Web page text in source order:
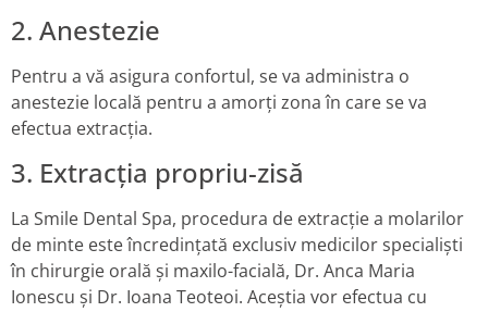
2. Anestezie
Pentru a vă asigura confortul, se va administra o
anestezie locală pentru a amorți zona în care se va
efectua extracția.
3. Extracția propriu-zisă
La Smile Dental Spa, procedura de extracție a molarilor
de minte este încredințată exclusiv medicilor specialiști
în chirurgie orală și maxilo-facială, Dr. Anca Maria
Ionescu și Dr. Ioana Teoteoi. Aceștia vor efectua cu